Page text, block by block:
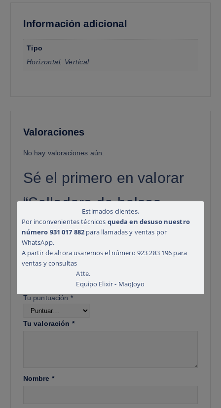
Información adicional
Tipo
Horizontal, Vertical
Valoraciones
No hay valoraciones aún.
Sé el primero en valorar
“Selladora de bolsas
continua FR 770 en acero
inoxidable”
Tu dirección de correo electrónico no será publicada.
Los campos obligatorios están marcados con
Tu puntuación *
Tu valoración *
Nombre *
Estimados clientes,
Por inconvenientes técnicos queda en desuso nuestro
número 931 017 882 para llamadas y ventas por
WhatsApp.
A partir de ahora usaremos el número 923 283 196 para
ventas y consultas
Atte.
Equipo Elixir - MaqJoyo